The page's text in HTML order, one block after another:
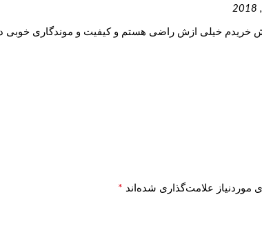
خریدم خیلی ازش راضی هستم و کیفیت و موندگاری خوبی
موردنیاز علامت‌گذاری شده‌اند *